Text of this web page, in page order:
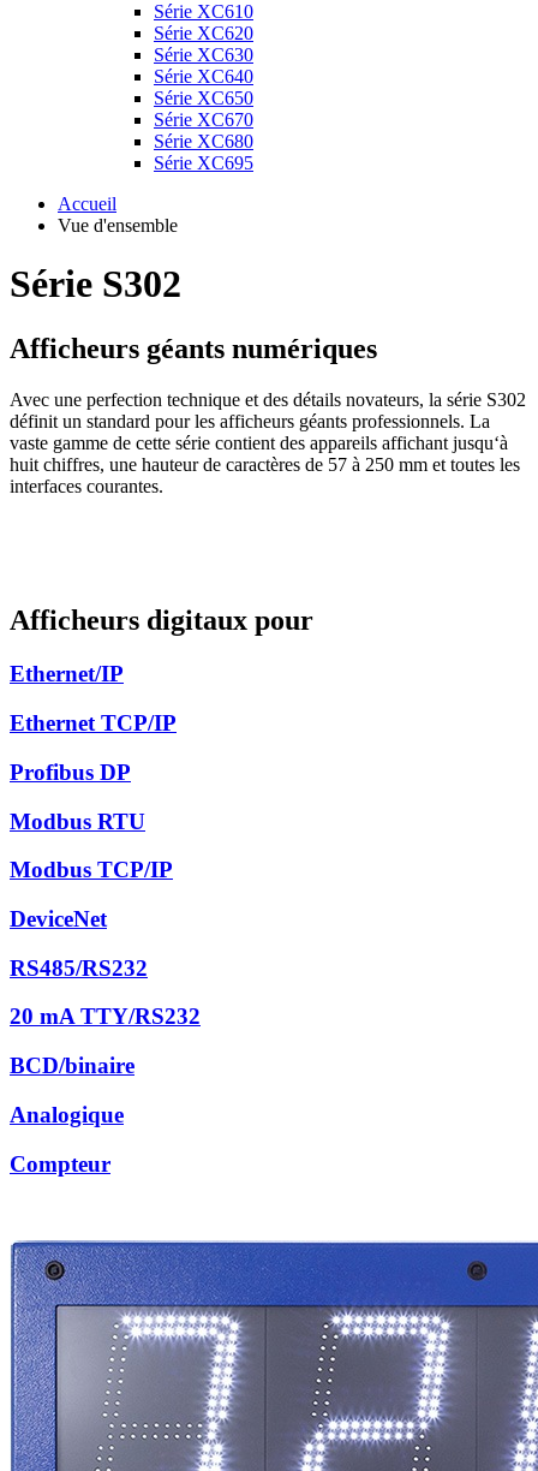
Série XC610
Série XC620
Série XC630
Série XC640
Série XC650
Série XC670
Série XC680
Série XC695
Accueil
Vue d'ensemble
Série S302
Afficheurs géants numériques
Avec une perfection technique et des détails novateurs, la série S302
définit un standard pour les afficheurs géants professionnels. La
vaste gamme de cette série contient des appareils affichant jusqu‘à
huit chiffres, une hauteur de caractères de 57 à 250 mm et toutes les
interfaces courantes.
Afficheurs digitaux pour
Ethernet/IP
Ethernet TCP/IP
Profibus DP
Modbus RTU
Modbus TCP/IP
DeviceNet
RS485/RS232
20 mA TTY/RS232
BCD/binaire
Analogique
Compteur